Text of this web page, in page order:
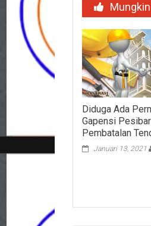
Diduga Ada
Gapensi
Pembatalan
Januari 13, 2021